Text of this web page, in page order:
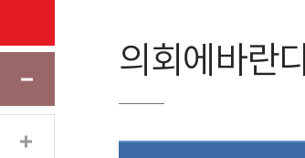
의회에바란